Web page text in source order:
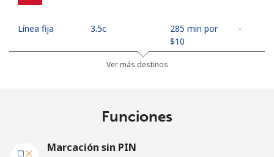
Línea fija ⁦3.5c⁩
285 min por
⁦$10⁩
-
⁦15.9c⁩
⁦5.9c⁩
169 min por
Ver más destinos
Funciones
Marcación sin PIN